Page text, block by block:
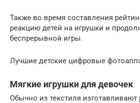
Также во время составления
реакцию детей на игрушки и
беспрерывной игры.
Лучшие детские цифровые
Мягкие игрушки для девочек
Обычно из текстиля изготавливают